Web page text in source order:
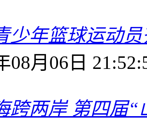
少年篮球运动
08月06日
跨两岸 第四届